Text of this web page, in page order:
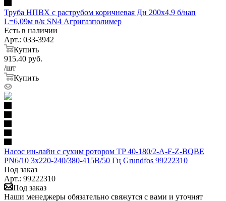
Труба НПВХ с раструбом коричневая Дн 200х4,9 б/нап
L=6,09м в/к SN4 Агригазполимер
Есть в наличии
Арт.: 033-3942
Купить
915.40 руб.
/шт
Купить
Насос ин-лайн с сухим ротором TP 40-180/2-A-F-Z-BQBE
PN6/10 3х220-240/380-415В/50 Гц Grundfos 99222310
Под заказ
Арт.: 99222310
Под заказ
Наши менеджеры обязательно свяжутся с вами и уточнят